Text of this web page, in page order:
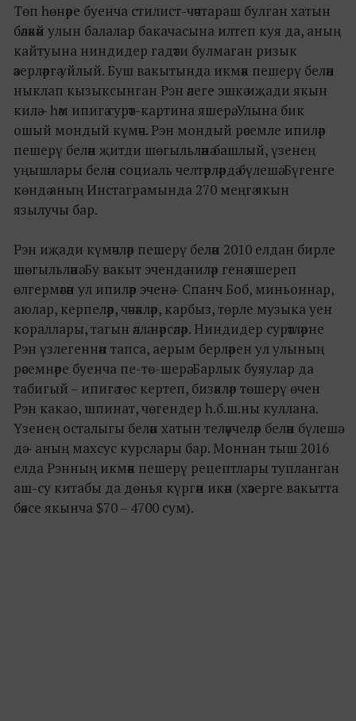
Төп һөнәре буенча стилист-чәчтараш булган хатын
бәләкәй улын балалар бакачасына илтеп куя да, аның
кайтуына ниндидер гадәти булмаган ризык
әзерләргә уйлый. Буш вакытында икмәк пешерү белән
ныклап кызыксынган Рэн әлеге эшкә иҗади якын
килә – һәм ипигә сурәт-картина яшерә. Улына бик
ошый мондый күмәч. Рэн мондый рәсемле ипиләр
пешерү белән җитди шөгыльләнә башлый, үзенең
уңышлары белән социаль челтәрләрдә бүлешә. Бүгенге
көндә аның Инстаграмында 270 меңгә якын
язылучы бар.
Рэн иҗади күмәчләр пешерү белән 2010 елдан бирле
шөгыльләнә. Бу вакыт эчендә ниләр генә яшереп
өлгермәгән ул ипиләр эченә – Спанч Боб, миньоннар,
аюлар, керпеләр, чәчәкләр, карбыз, төрле музыка уен
кораллары, тагын әллә нәрсәләр. Ниндидер сурәтләрне
Рэн үзлегеннән тапса, аерым берләрен ул улының
рәсемнәре буенча пе-тө-шерә. Барлык буяулар да
табигый – ипигә төс кертеп, бизәкләр төшерү өчен
Рэн какао, шпинат, чөгендер һ.б.ш.ны куллана.
Үзенең осталыгы белән хатын теләүчеләр белән бүлешә
дә – аның махсус курслары бар. Моннан тыш 2016
елда Рэнның икмәк пешерү рецептлары тупланган
аш-су китабы да дөнья күргән икән (хәзерге вакытта
бәясе якынча $70 – 4700 сум).